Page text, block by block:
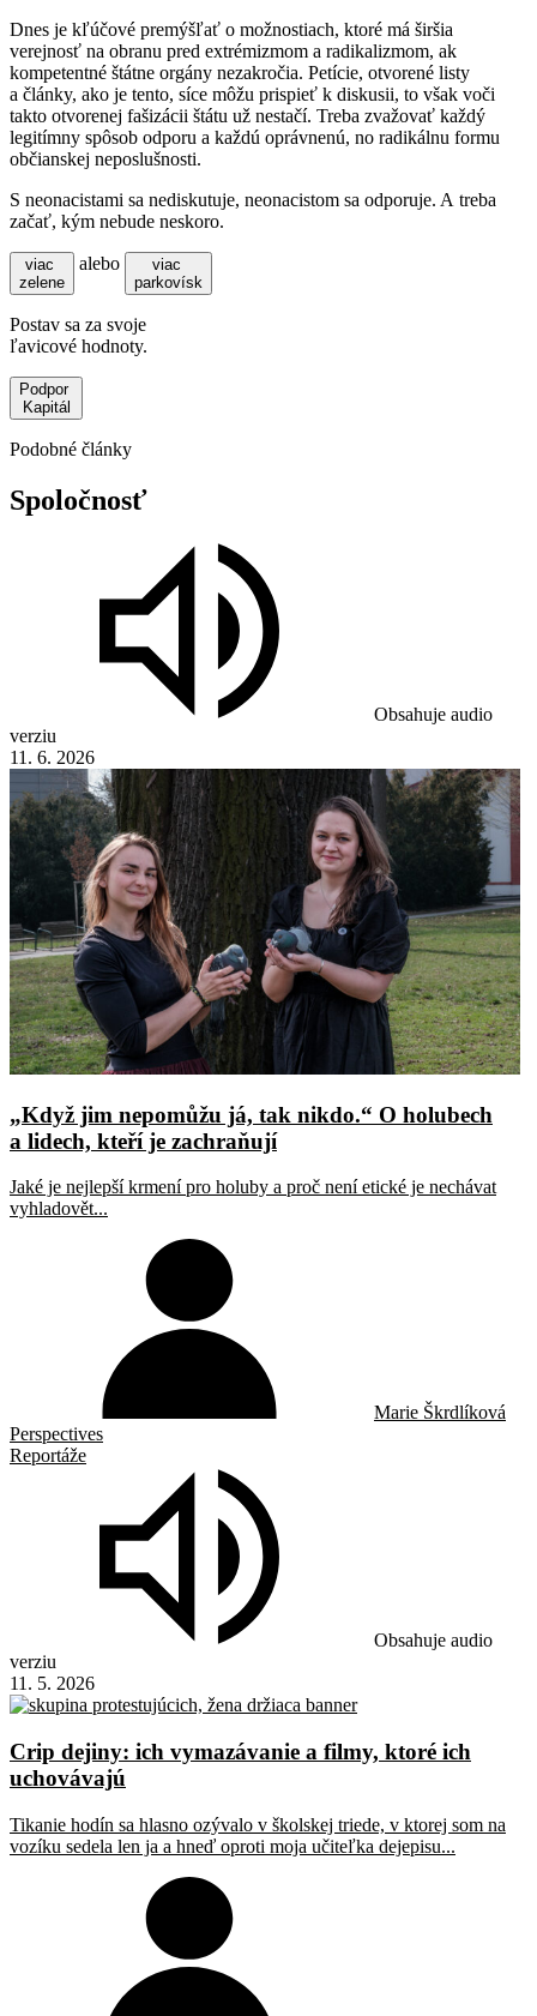
Dnes je kľúčové premýšľať o možnostiach, ktoré má širšia
verejnosť na obranu pred extrémizmom a radikalizmom, ak
kompetentné štátne orgány nezakročia. Petície, otvorené listy
a články, ako je tento, síce môžu prispieť k diskusii, to však voči
takto otvorenej fašizácii štátu už nestačí. Treba zvažovať každý
legitímny spôsob odporu a každú oprávnenú, no radikálnu formu
občianskej neposlušnosti.
S neonacistami sa nediskutuje, neonacistom sa odporuje. A treba
začať, kým nebude neskoro.
viac
zelene
alebo
viac
parkovísk
Postav sa za svoje
ľavicové hodnoty.
Podpor
Kapitál
Podobné články
Spoločnosť
Obsahuje audio
verziu
11. 6. 2026
„Když jim nepomůžu já, tak nikdo.“ O holubech
a lidech, kteří je zachraňují
Jaké je nejlepší krmení pro holuby a proč není etické je nechávat
vyhladovět...
Marie Škrdlíková
Perspectives
Reportáže
Obsahuje audio
verziu
11. 5. 2026
Crip dejiny: ich vymazávanie a filmy, ktoré ich
uchovávajú
Tikanie hodín sa hlasno ozývalo v školskej triede, v ktorej som na
vozíku sedela len ja a hneď oproti moja učiteľka dejepisu...